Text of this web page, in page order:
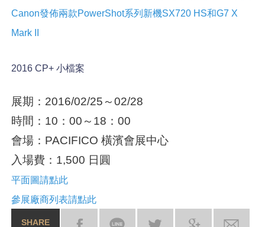
Canon發佈兩款PowerShot系列新機SX720 HS和G7 X
Mark II
2016 CP+ 小檔案
展期：2016/02/25～02/28
時間：10：00～18：00
會場：PACIFICO 橫濱會展中心
入場費：1,500 日圓
平面圖請點此
參展廠商列表請點此
SHARE